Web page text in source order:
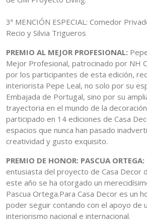
3ª MENCIÓN ESPECIAL: Comedor
Recio y Silvia Trigueros
PREMIO AL MEJOR PROFESIONAL:
Mejor Profesional, patrocinado por NH
por los participantes de esta edición,
interiorista Pepe Leal, no solo por su
Embajada de Portugal, sino por su
trayectoria en el mundo de la
participado en 14 ediciones de Casa
espacios que nunca han pasado
creatividad y gusto exquisito.
PREMIO DE HONOR: PASCUA ORTEGA:
entusiasta del proyecto de Casa Decor
este año se ha otorgado un
Pascua Ortega.Para Casa Decor es un
poder seguir contando con el apoyo de
interiorismo nacional e internacional.